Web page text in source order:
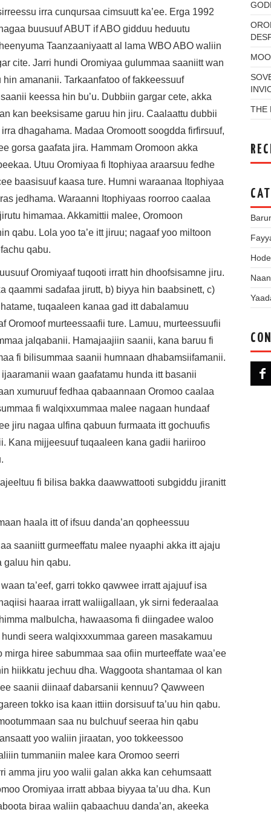
irra cunqursaa cimsuutt ka’ee. Erga 1992
buusuuf ABUT if ABO gidduu heduutu
Taanzaaniyaatt al lama WBO ABO waliin
cite. Jarri hundi Oromiyaa gulummaa saaniitt wan
amananii. Tarkaanfatoo of fakkeessuuf
keessa hin bu’u. Dubbiin gargar cete, akka
kan beeksisame garuu hin jiru. Caalaattu dubbii
dhagahama. Madaa Oromoott soogdda firfirsuuf,
gorsa gaafata jira. Hammam Oromoon akka
Utuu Oromiyaa fi Itophiyaa araarsuu fedhe
baasisuuf kaasa ture. Humni waraanaa Itophiyaa
jedhama. Waraanni Itophiyaas roorroo caalaa
himamaa. Akkamittii malee, Oromoon
qabu. Lola yoo ta’e itt jiruu; nagaaf yoo miltoon
qabu.
Oromiyaaf tuqooti irratt hin dhoofsisamne jiru.
qaammi sadafaa jirutt, b) biyya hin baabsinett, c)
tuqaaleen kanaa gad itt dabalamuu
Oromoof murteessaafii ture. Lamuu, murteessuufii
jalqabanii. Hamajaajiin saanii, kana baruu fi
fi bilisummaa saanii humnaan dhabamsiifamanii.
waan gaafatamu hunda itt basanii
xumuruuf fedhaa qabaannaan Oromoo caalaa
fi walqixxummaa malee nagaan hundaaf
jiru nagaa ulfina qabuun furmaata itt gochuufis
Kana mijjeesuuf tuqaaleen kana gadii hariiroo
fi bilisa bakka daawwattooti subgiddu jiranitt
haala itt of ifsuu danda’an qopheessuu
saaniitt gurmeeffatu malee nyaaphi akka itt ajaju
galuu hin qabu.
ta’eef, garri tokko qawwee irratt ajajuuf isa
haaraa irratt waliigallaan, yk sirni federaalaa
malbulcha, hawaasoma fi diingadee waloo
seera walqixxxummaa gareen masakamuu
hiree sabummaa saa ofiin murteeffate waa’ee
hiikkatu jechuu dha. Waggoota shantamaa ol kan
saanii diinaaf dabarsanii kennuu? Qawween
tokko isa kaan ittiin dorsisuuf ta’uu hin qabu.
saa nu bulchuuf seeraa hin qabu
yoo waliin jiraatan, yoo tokkeessoo
tummaniin malee kara Oromoo seerri
amma jiru yoo walii galan akka kan cehumsaatt
Oromiyaa irratt abbaa biyyaa ta’uu dha. Kun
biraa waliin qabaachuu danda’an, akeeka
THE